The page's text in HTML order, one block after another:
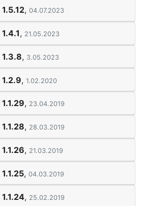
1.5.12, 04.07.2023
1.4.1, 21.05.2023
1.3.8, 3.05.2023
1.2.9, 1.02.2020
1.1.29, 23.04.2019
1.1.28, 28.03.2019
1.1.26, 21.03.2019
1.1.25, 04.03.2019
1.1.24, 25.02.2019